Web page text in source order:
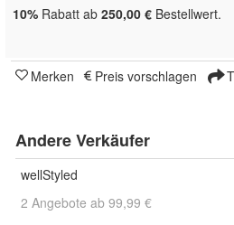
10% Rabatt ab 250,00 € Bestellwert.
Merken Preis vorschlagen
Andere Verkäufer
wellStyled
2 Angebote ab 99,99 €